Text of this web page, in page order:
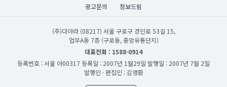
광고문의
정보드림
(주)다아라 (08217) 서울 구로구 경인로 53길 15,
업무A동 7층 (구로동, 중앙유통단지)
대표전화 : 1588-0914
등록번호 : 서울 아00317 등록일 : 2007년 1월29일 발행일 : 2007년 7월 2일
발행인 · 편집인 : 김영환